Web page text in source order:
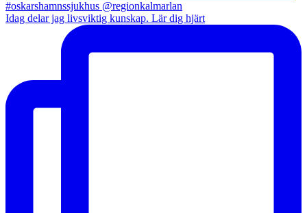
Idag delar jag livsviktig kunskap. Lär dig hjärt